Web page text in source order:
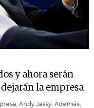
y ahora serán
la empresa
Andy Jassy. Además,